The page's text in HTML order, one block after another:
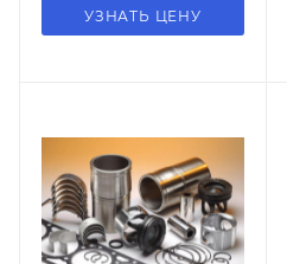
УЗНАТЬ ЦЕНУ